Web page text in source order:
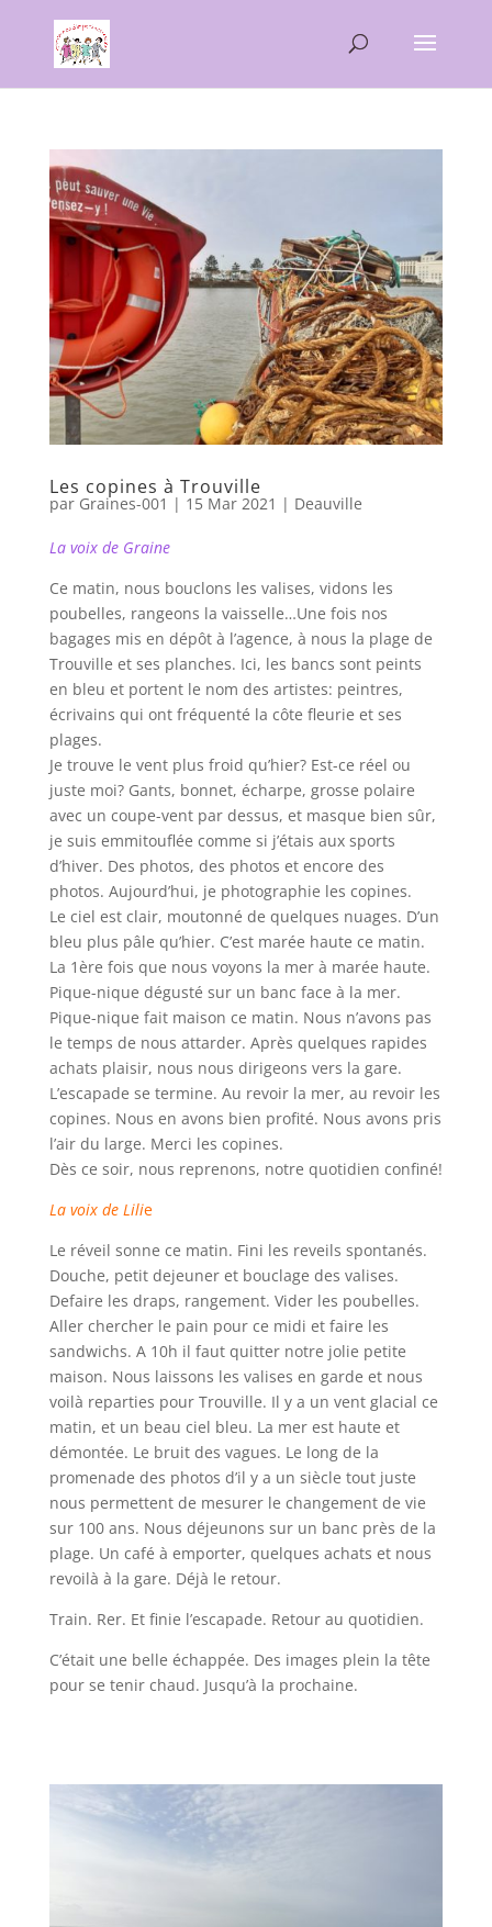
Les copines à Trouville
par Graines-001 | 15 Mar 2021 | Deauville
La voix de Graine
Ce matin, nous bouclons les valises, vidons les
poubelles, rangeons la vaisselle…Une fois nos
bagages mis en dépôt à l’agence, à nous la plage de
Trouville et ses planches. Ici, les bancs sont peints
en bleu et portent le nom des artistes: peintres,
écrivains qui ont fréquenté la côte fleurie et ses
plages.
Je trouve le vent plus froid qu’hier? Est-ce réel ou
juste moi? Gants, bonnet, écharpe, grosse polaire
avec un coupe-vent par dessus, et masque bien sûr,
je suis emmitouflée comme si j’étais aux sports
d’hiver. Des photos, des photos et encore des
photos. Aujourd’hui, je photographie les copines.
Le ciel est clair, moutonné de quelques nuages. D’un
bleu plus pâle qu’hier. C’est marée haute ce matin.
La 1ère fois que nous voyons la mer à marée haute.
Pique-nique dégusté sur un banc face à la mer.
Pique-nique fait maison ce matin. Nous n’avons pas
le temps de nous attarder. Après quelques rapides
achats plaisir, nous nous dirigeons vers la gare.
L’escapade se termine. Au revoir la mer, au revoir les
copines. Nous en avons bien profité. Nous avons pris
l’air du large. Merci les copines.
Dès ce soir, nous reprenons, notre quotidien confiné!
La voix de Lilie
Le réveil sonne ce matin. Fini les reveils spontanés.
Douche, petit dejeuner et bouclage des valises.
Defaire les draps, rangement. Vider les poubelles.
Aller chercher le pain pour ce midi et faire les
sandwichs. A 10h il faut quitter notre jolie petite
maison. Nous laissons les valises en garde et nous
voilà reparties pour Trouville. Il y a un vent glacial ce
matin, et un beau ciel bleu. La mer est haute et
démontée. Le bruit des vagues. Le long de la
promenade des photos d’il y a un siècle tout juste
nous permettent de mesurer le changement de vie
sur 100 ans. Nous déjeunons sur un banc près de la
plage. Un café à emporter, quelques achats et nous
revoilà à la gare. Déjà le retour.
Train. Rer. Et finie l’escapade. Retour au quotidien.
C’était une belle échappée. Des images plein la tête
pour se tenir chaud. Jusqu’à la prochaine.